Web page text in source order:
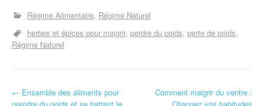
Régime Alimentaire Régime Naturel
herbes et épices pour maigrir perdre du poids perte de poids
Régime Naturel
← Ensemble des aliments pour
Comment maigrir du ventre :